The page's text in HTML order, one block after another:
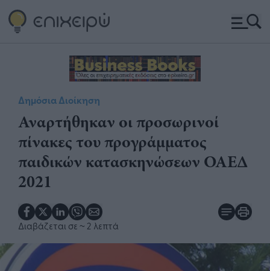
Δημόσια Διοίκηση
Αναρτήθηκαν οι προσωρινοί
πίνακες του προγράμματος
παιδικών κατασκηνώσεων ΟΑΕΔ
2021
Διαβάζεται σε ~ 2 λεπτά